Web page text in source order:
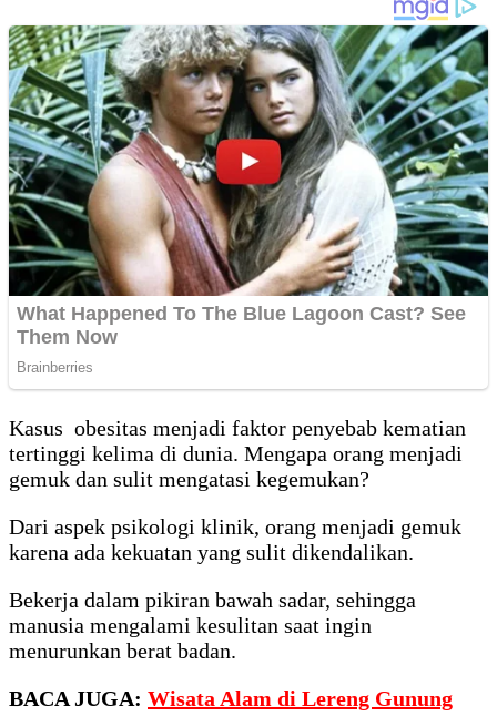
Kasus obesitas menjadi faktor penyebab kematian
tertinggi kelima di dunia. Mengapa orang menjadi
gemuk dan sulit mengatasi kegemukan?
Dari aspek psikologi klinik, orang menjadi gemuk
karena ada kekuatan yang sulit dikendalikan.
Bekerja dalam pikiran bawah sadar, sehingga
manusia mengalami kesulitan saat ingin
menurunkan berat badan.
BACA JUGA: Wisata Alam di Lereng Gunung